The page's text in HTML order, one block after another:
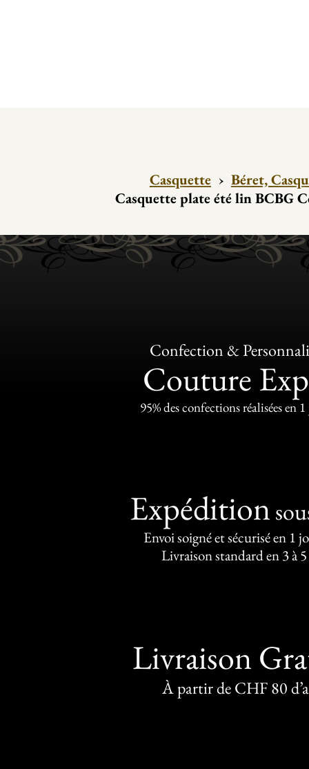
Casquette › Béret,
Casquette plate été lin BCBG
Confection &
Couture
95% des confections réalisées en
Expédition
Envoi soigné et sécurisé en 1
Livraison standard en 3 à
Livraison
À partir de CHF 80